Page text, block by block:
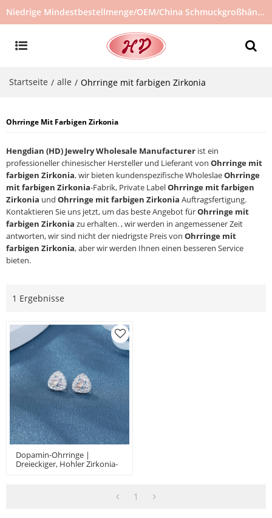
Niedrige Mindestbestellmenge/OEM/China Schmuckgroßhändler/Schmucklieferant/heiß verkaufter Schmuck auf Lager/kein gebrauchter Schmuck
Startseite / alle / Ohrringe mit farbigen Zirkonia
Ohrringe Mit Farbigen Zirkonia
Hengdian (HD) Jewelry Wholesale Manufacturer ist ein
professioneller chinesischer Hersteller und Lieferant von Ohrringe mit
farbigen Zirkonia, wir bieten kundenspezifische WholeslaeOhrringe
mit farbigen Zirkonia-Fabrik, Private LabelOhrringe mit farbigen
Zirkonia und Ohrringe mit farbigen Zirkonia Auftragsfertigung.
Kontaktieren Sie uns jetzt, um das beste Angebot fürOhrringe mit
farbigen Zirkonia zu erhalten. , wir werden in angemessener Zeit
antworten, wir sind nicht der niedrigste Preis von Ohrringe mit
farbigen Zirkonia, aber wir werden Ihnen einen besseren Service
bieten.
1 Ergebnisse
Dopamin-Ohrringe |
Dreieckiger, Hohler Zirkonia-
1